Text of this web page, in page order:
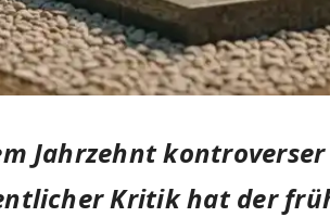
Jahrzehnt
Kritik hat der